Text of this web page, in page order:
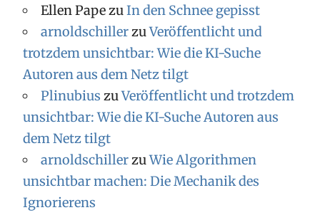
Ellen PapezuIn den Schnee gepisst
arnoldschillerzuVeröffentlicht und
trotzdem unsichtbar: Wie die KI-Suche
Autoren aus dem Netz tilgt
Plinubius zuVeröffentlicht und trotzdem
unsichtbar: Wie die KI-Suche Autoren aus
dem Netz tilgt
arnoldschillerzuWie Algorithmen
unsichtbar machen: Die Mechanik des
Ignorierens